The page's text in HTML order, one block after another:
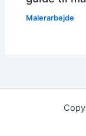
Malerarbejde